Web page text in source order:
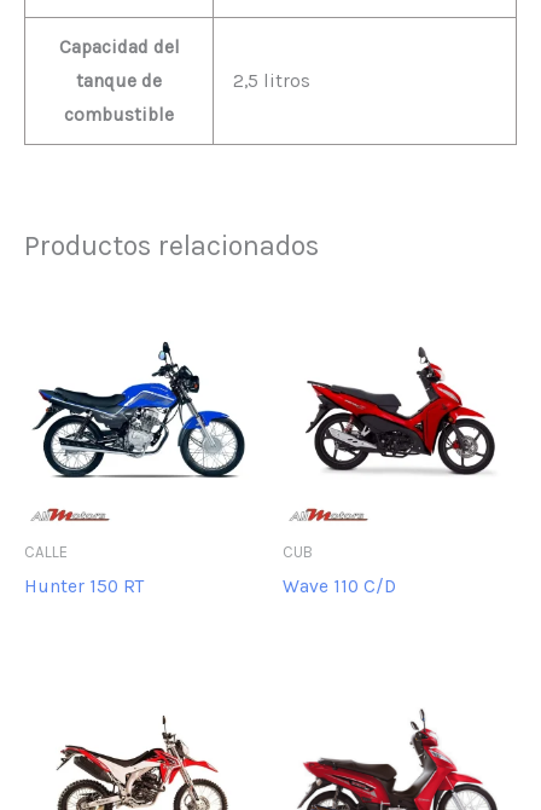
Capacidad del
tanque de
combustible
2,5 litros
Productos relacionados
CALLE
Hunter 150 RT
CUB
Wave 110 C/D